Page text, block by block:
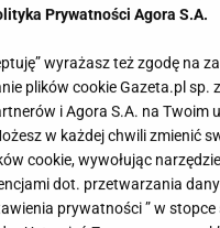
butelka Coca-Coli na
Prywatności Agora S.A.
wyrażasz też zgodę na
plików cookie Gazeta.pl sp.
i Agora S.A. na Twoim
w każdej chwili zmienić
cookie, wywołując
dot. przetwarzania
prywatności ” w stopce